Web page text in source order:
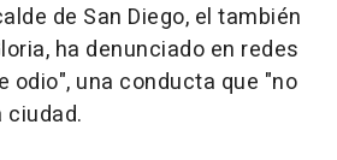
de San Diego, el también
ha denunciado en redes
odio", una conducta que "no
ciudad.